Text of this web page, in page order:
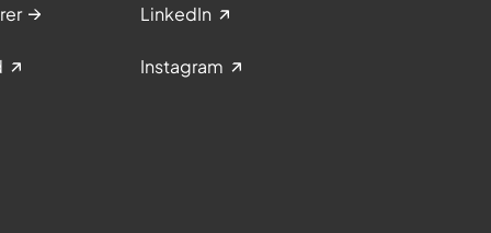
LinkedIn
Instagram